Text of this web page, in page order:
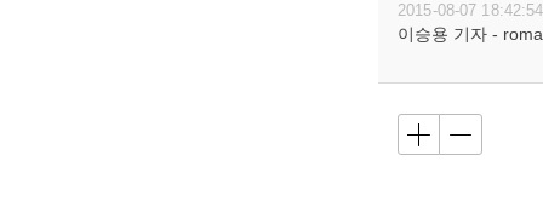
2015-08-07 18:42:54
이승용 기자 -